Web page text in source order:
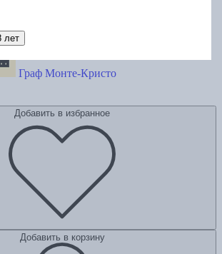
Граф Монте-Кристо
Добавить в избранное
Добавить в корзину
лет